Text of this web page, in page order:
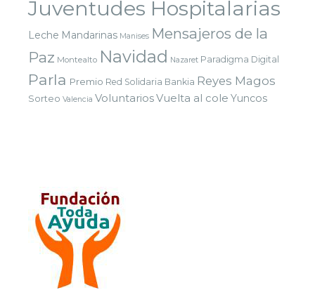
Juventudes Hospitalarias
Leche Mandarinas Manises Mensajeros de la
Paz Montealto Navidad Nazaret Paradigma Digital
Parla Premio Red Solidaria Bankia Reyes Magos
Sorteo Valencia VoluntariosVuelta al cole Yuncos